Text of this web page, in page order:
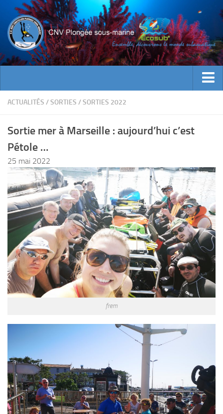
ACTUALITES
INFOS CNV
Contacts
Documents utiles
Encadrement
Historique
Plouf
ECOLE DE PLONGEE
Formations
Jeune plongeur
Guide de palanquée N4
Initiateur
Moniteur Fédéral
ACTUALITÉS /SORTIES /SORTIES 2022
Sortie mer à Marseille : aujourd’hui c’est
Pétole …
25 mai 2022
frem